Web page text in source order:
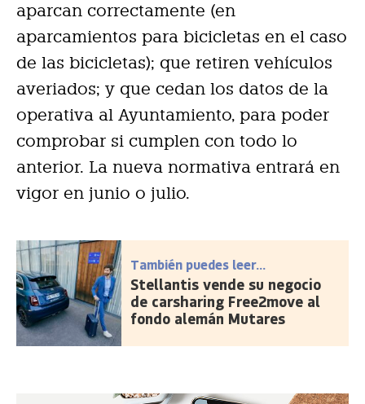
aparcan correctamente (en
aparcamientos para bicicletas en el caso
de las bicicletas); que retiren vehículos
averiados; y que cedan los datos de la
operativa al Ayuntamiento, para poder
comprobar si cumplen con todo lo
anterior. La nueva normativa entrará en
vigor en junio o julio.
También puedes leer...
Stellantis vende su negocio
de carsharing Free2move al
fondo alemán Mutares